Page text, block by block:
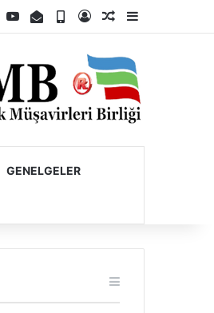
YouTubeE-PostaTelefonKayıt OlRastgele Makale
GENELGELER